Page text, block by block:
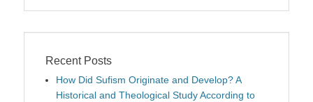
Recent Posts
How Did Sufism Originate and Develop? A
Historical and Theological Study According to